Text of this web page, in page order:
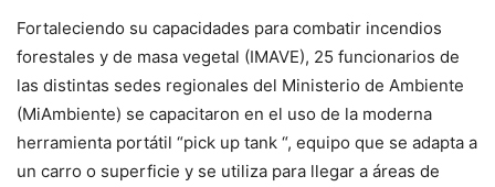
Fortaleciendo su capacidades para combatir incendios
forestales y de masa vegetal (IMAVE), 25 funcionarios de
las distintas sedes regionales del Ministerio de Ambiente
(MiAmbiente) se capacitaron en el uso de la moderna
herramienta portátil “pick up tank “, equipo que se adapta a
un carro o superficie y se utiliza para llegar a áreas de